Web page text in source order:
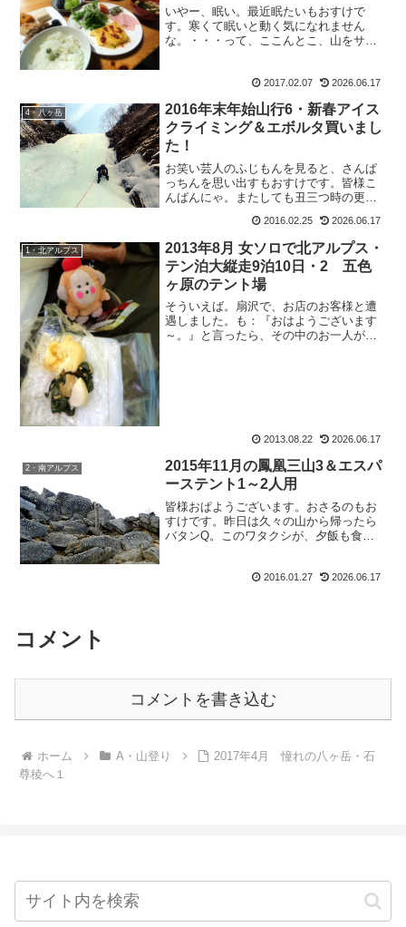
いやー、眠い。最近眠たいもおすけで
す。寒くて眠いと動く気になれません
な。・・・って、ここんとこ、山をサボ
ねば。まずは朝から更新を。アルプスの
少女ハイジ・リオ吉ちゃんに会...
2017.02.07 2026.06.17
4・八ヶ岳
2016年末年始山行6・新春アイス
クライミング＆エボルタ買いまし
た！
お笑い芸人のふじもんを見ると、さんぱ
っちんを思い出すもおすけです。皆様こ
んばんにゃ。またしても丑三つ時の更
日目の山行報告です。2016年末年始山行
6・新春アイスクライミング2016年1月3
日 快晴今日も更...
2016.02.25 2026.06.17
1・北アルプス
2013年8月 女ソロで北アルプス・
テン泊大縦走9泊10日・2 五色
ヶ原のテント場
そういえば。扇沢で、お店のお客様と遭
遇しました。も：『おはようございます
～。』と言ったら、その中のお一人が、
2013.08.22 2026.06.17
2・南アルプス
2015年11月の鳳凰三山3＆エスパ
ーステント1～2人用
皆様おぱようございます。おさるのもお
すけです。昨日は久々の山から帰ったら
バタンQ。このワタクシが、夕飯も食べ
す。ってことで早速、鳳凰山完結編を。
2016.01.27 2026.06.17
コメント
コメントを書き込む
ホーム A・山登り
2017年4月 憧れの八ヶ岳・石
尊稜へ１